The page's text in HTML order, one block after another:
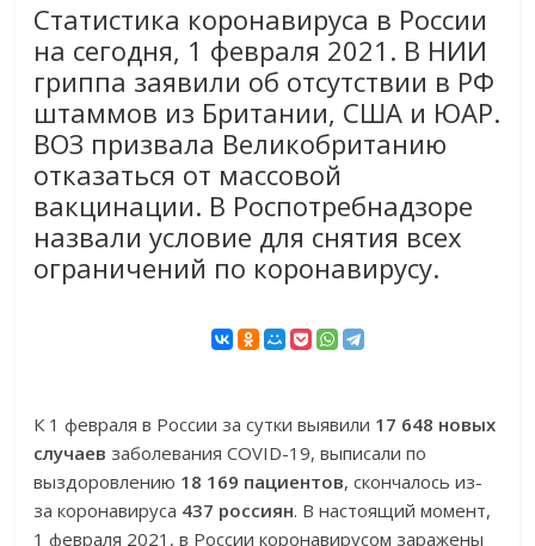
Статистика коронавируса в России
на сегодня, 1 февраля 2021. В НИИ
гриппа заявили об отсутствии в РФ
штаммов из Британии, США и ЮАР.
ВОЗ призвала Великобританию
отказаться от массовой
вакцинации. В Роспотребнадзоре
назвали условие для снятия всех
ограничений по коронавирусу.
К 1 февраля в России за сутки выявили 17 648 новых
случаев заболевания COVID-19, выписали по
выздоровлению 18 169 пациентов, скончалось из-
за коронавируса 437 россиян. В настоящий момент,
1 февраля 2021, в России коронавирусом заражены